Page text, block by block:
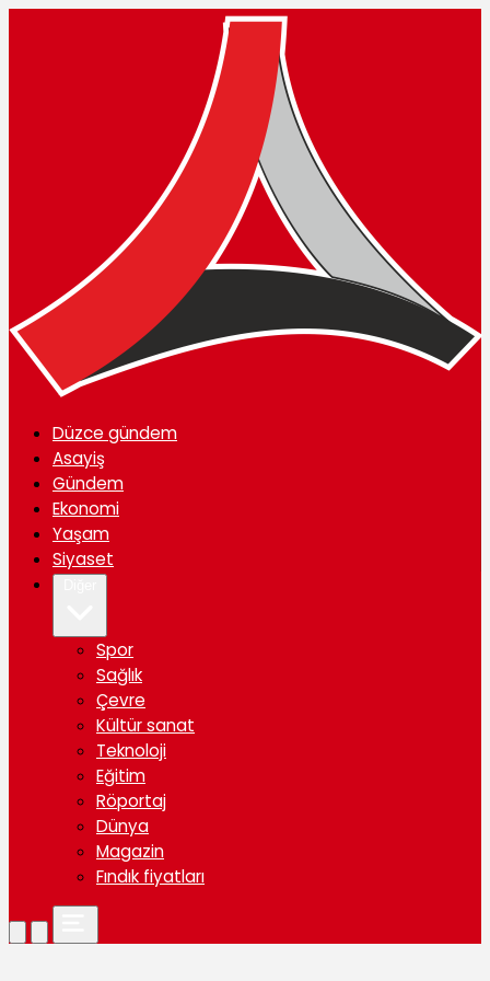
Düzce gündem
Asayiş
Gündem
Ekonomi
Yaşam
Siyaset
Spor
Sağlık
Çevre
Kültür sanat
Teknoloji
Eğitim
Röportaj
Dünya
Magazin
Fındık fiyatları